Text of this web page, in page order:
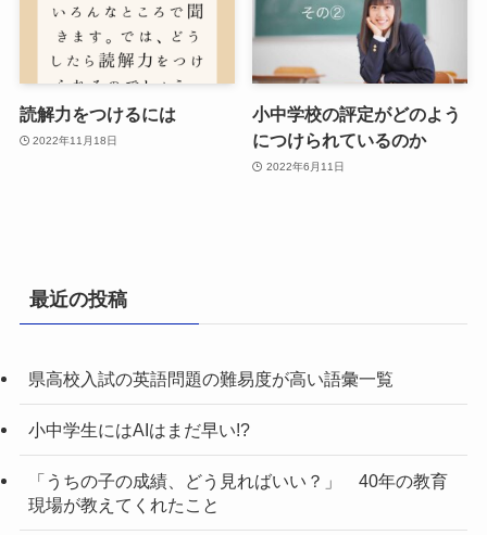
読解力をつけるには
2022年11月18日
小中学校の評定がどのよう
につけられているのか
2022年6月11日
最近の投稿
県高校入試の英語問題の難易度が高い語彙一覧
小中学生にはAIはまだ早い!?
「うちの子の成績、どう見ればいい？」 40年の教育
現場が教えてくれたこと